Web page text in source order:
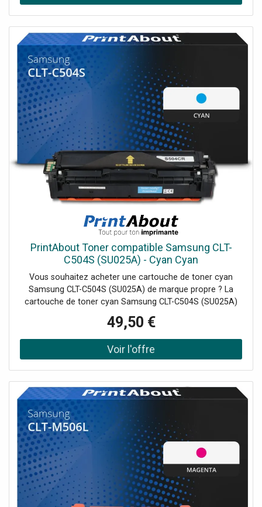
PrintAbout Toner compatible Samsung CLT-
C504S (SU025A) - Cyan Cyan
Vous souhaitez acheter une cartouche de toner cyan
Samsung CLT-C504S (SU025A) de marque propre ? La
cartouche de toner cyan Samsung CLT-C504S (SU025A)
de marque propre utilise une poudre fine qui,
contrairement à l'encre, ne peut pas sécher. La qualité de
vos impressions reste ainsi....
49,50 €